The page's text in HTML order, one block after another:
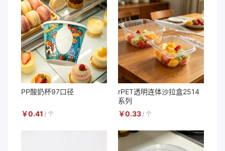
PP酸奶杯97口径
￥0.41 / 个
rPET透明连体沙拉盒2514
系列
￥0.33/ 个